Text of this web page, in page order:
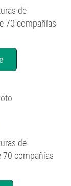
de
70 compañías
de
70 compañías